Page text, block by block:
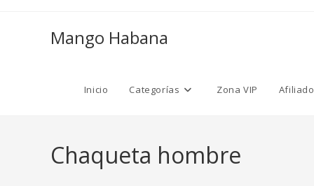
Mango Habana
Inicio Categorías Zona VIP
Chaqueta hombre